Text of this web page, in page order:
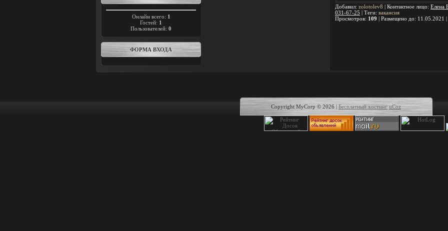
Онлайн всего: 1
Гостей: 1
Пользователей: 0
ФОРМА ВХОДА
Добавил: zolotolev8 | Контактное лицо: Елена
031-67-25 | Теги: вакансия
Просмотров: 109 | Размещено до: 11.05.2021 |
Copyright MyCorp © 2026 | Бесплатный хостинг uCoz